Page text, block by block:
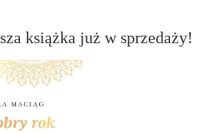
książka już w sprzedaży!